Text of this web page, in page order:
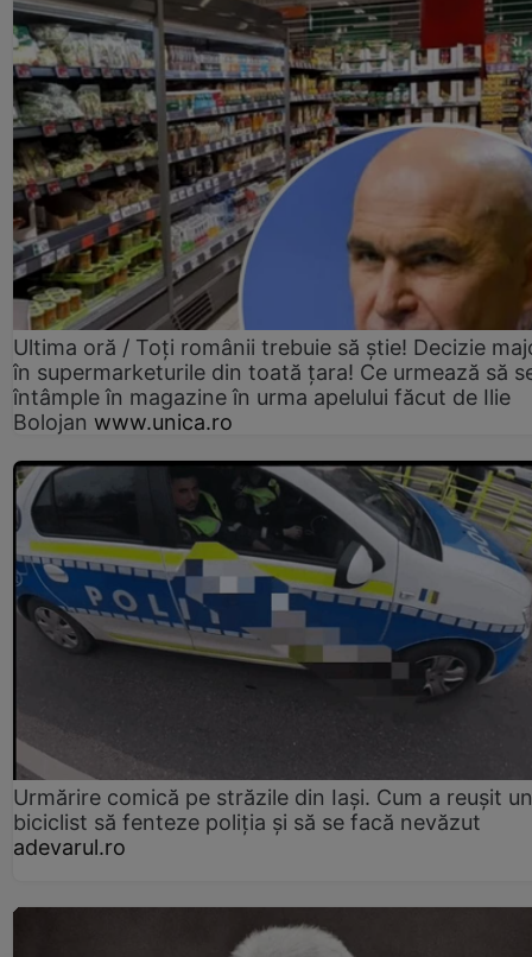
Ultima oră / Toți românii trebuie să știe! Decizie
în supermarketurile din toată țara! Ce urmează să
întâmple în magazine în urma apelului făcut de Ilie
Bolojan www.unica.ro
Urmărire comică pe străzile din Iași. Cum a reușit un
biciclist să fenteze poliția și să se facă nevăzut
adevarul.ro